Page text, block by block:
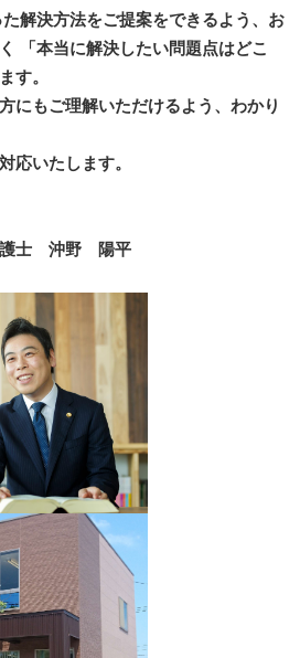
解決方法をご提案をできるよう、お
「本当に解決したい問題点はどこ
す。
にもご理解いただけるよう、わかり
応いたします。
護士 沖野 陽平